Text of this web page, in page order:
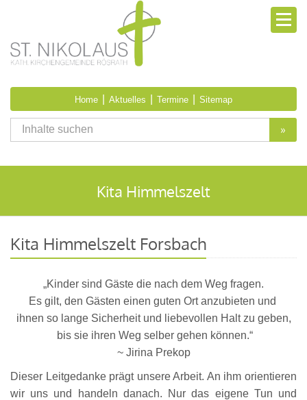
Home Aktuelles Termine Sitemap
»
Kita Himmelszelt
Kita Himmelszelt Forsbach
„Kinder sind Gäste die nach dem Weg fragen.
Es gilt, den Gästen einen guten Ort anzubieten und
ihnen so lange Sicherheit und liebevollen Halt zu geben,
bis sie ihren Weg selber gehen können.“
~ Jirina Prekop
Dieser Leitgedanke prägt unsere Arbeit. An ihm orientieren
wir uns und handeln danach. Nur das eigene Tun und